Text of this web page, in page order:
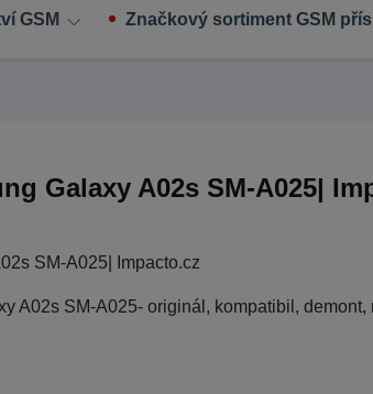
GSM Značkový sortiment GSM
Galaxy A02s SM-A025|
SM-A025| Impacto.cz
A02s SM-A025- originál, kompatibil,